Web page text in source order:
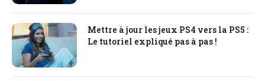
Mettre à jour les jeux PS4 vers la PS5 :
Le tutoriel expliqué pas à pas !